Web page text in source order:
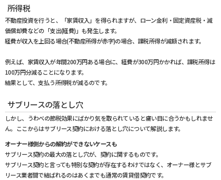
所得税
不動産投資を行うと、「家賃収入」を得られますが、ローン金利・固定資産税・減
価償却費などの「支出(経費)」も発生します。
経費が収入を上回る場合(不動産所得が赤字)の場合、課税所得が減額されます。
例えば、家賃収入が年間200万円ある場合に、経費が300万円かかれば、課税所得は
100万円分減ることになります。
結果として、支払う所得税が減るのです。
サブリースの落とし穴
しかし、うわべの節税効果にばかり気を取られていると痛い目に合うかもしれませ
ん。ここからはサブリース契約における落とし穴について解説します。
オーナー様側からの解約ができないケースも
サブリース契約の最大の落とし穴が、契約に関するものです。
サブリース契約と言っても特別な契約が存在するわけではなく、オーナー様とサブ
リース業者間で結ばれるのはあくまでも通常の賃貸借契約です。